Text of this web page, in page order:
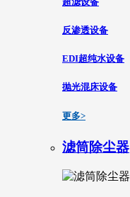
反渗透设备
EDI超纯水设备
抛光混床设备
更多>
滤筒除尘器